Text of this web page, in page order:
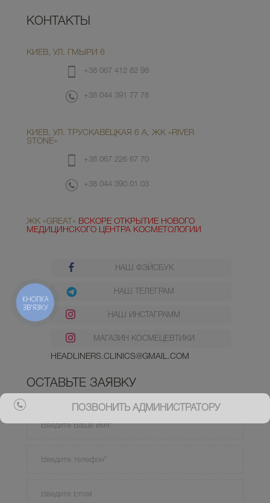
ПОЗВОНИТЬ АДМИНИСТРАТОРУ
КОНТАКТЫ
КИЕВ, УЛ. ГМЫРИ 6
+38 067 412 82 98
+38 044 391 77 78
КИЕВ, УЛ. ТРУСКАВЕЦКАЯ 6 А, ЖК «RIVER
STONE»
+38 067 226 67 70
+38 044 390 01 03
ЖК «GREAT» ВСКОРЕ ОТКРЫТИЕ НОВОГО
МЕДИЦИНСКОГО ЦЕНТРА КОСМЕТОЛОГИИ
НАШ ФЭЙСБУК
НАШ ТЕЛЕГРАМ
НАШ ИНСТАГРАММ
МАГАЗИН КОСМЕЦЕВТИКИ
HEADLINERS.CLINICS@GMAIL.COM
ОСТАВЬТЕ ЗАЯВКУ
КНОПКА
ЗВ'ЯЗКУ